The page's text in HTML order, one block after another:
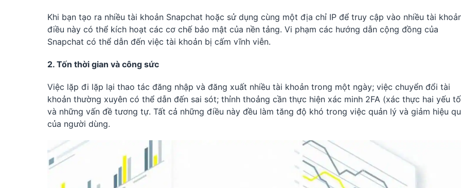
Khi bạn tạo ra nhiều tài khoản Snapchat hoặc sử dụng cùng một địa chỉ IP để truy cập vào nhiều tài
điều này có thể kích hoạt các cơ chế bảo mật của nền tảng. Vi phạm các hướng dẫn cộng đồng của
Snapchat có thể dẫn đến việc tài khoản bị cấm vĩnh viễn.
2. Tốn thời gian và công sức
Việc lặp đi lặp lại thao tác đăng nhập và đăng xuất nhiều tài khoản trong một ngày; việc chuyển đổi tài
khoản thường xuyên có thể dẫn đến sai sót; thỉnh thoảng cần thực hiện xác minh 2FA (xác thực hai yếu
và những vấn đề tương tự. Tất cả những điều này đều làm tăng độ khó trong việc quản lý và giảm hiệu
của người dùng.